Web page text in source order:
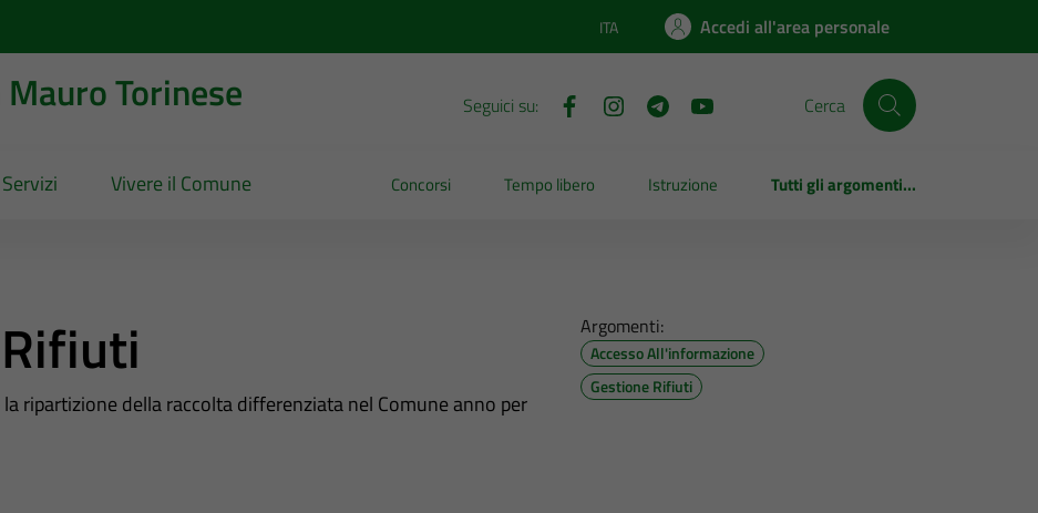
Lingua attiva:
ITA Accedi all'area personale
Torinese Seguici su: Cerca
Servizi Vivere il Comune Concorsi Tempo libero Istruzione Tutti gli argomenti...
ripartizione della raccolta differenziata nel Comune anno per
Argomenti:
Accesso All'informazione
Gestione Rifiuti